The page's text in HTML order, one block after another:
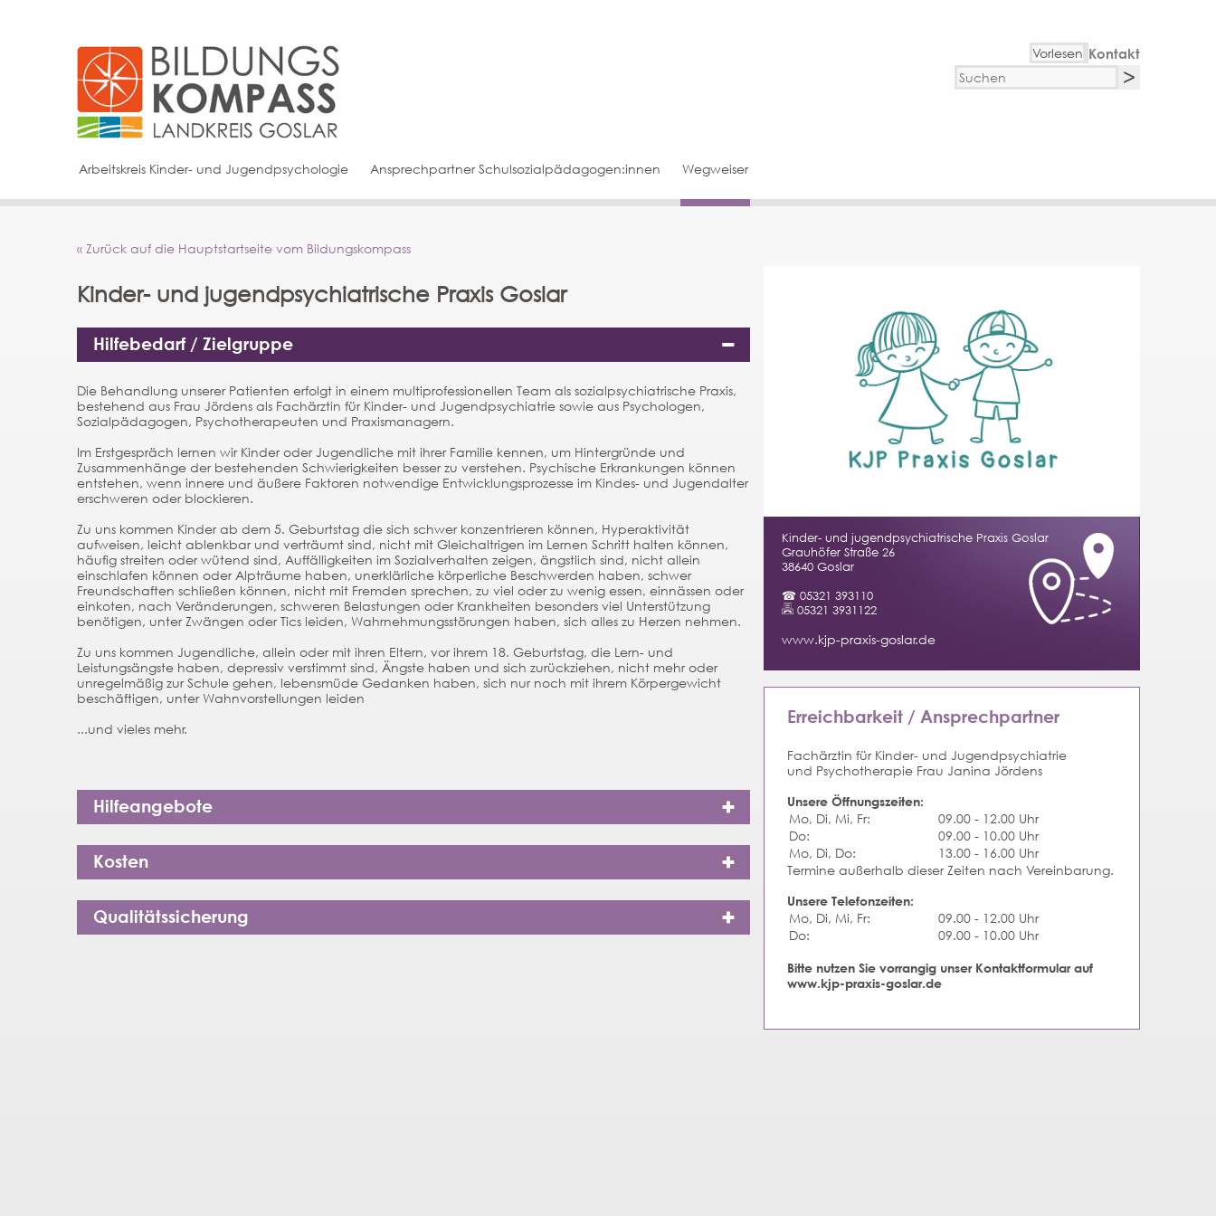
Kontakt
Vorlesen
Arbeitskreis Kinder- und Jugendpsychologie Ansprechpartner Schulsozialpädagogen:innen Wegweiser
« Zurück auf die Hauptstartseite vom Bildungskompass
Kinder- und jugendpsychiatrische Praxis Goslar
Hilfebedarf / Zielgruppe
Die Behandlung unserer Patienten erfolgt in einem multiprofessionellen Team als sozialpsychiatrische Praxis,
bestehend aus Frau Jördens als Fachärztin für Kinder- und Jugendpsychiatrie sowie aus Psychologen,
Sozialpädagogen, Psychotherapeuten und Praxismanagern.
Im Erstgespräch lernen wir Kinder oder Jugendliche mit ihrer Familie kennen, um Hintergründe und
Zusammenhänge der bestehenden Schwierigkeiten besser zu verstehen. Psychische Erkrankungen können
entstehen, wenn innere und äußere Faktoren notwendige Entwicklungsprozesse im Kindes- und Jugendalter
erschweren oder blockieren.
Zu uns kommen Kinder ab dem 5. Geburtstag die sich schwer konzentrieren können, Hyperaktivität
aufweisen, leicht ablenkbar und verträumt sind, nicht mit Gleichaltrigen im Lernen Schritt halten können,
häufig streiten oder wütend sind, Auffälligkeiten im Sozialverhalten zeigen, ängstlich sind, nicht allein
einschlafen können oder Alpträume haben, unerklärliche körperliche Beschwerden haben, schwer
Freundschaften schließen können, nicht mit Fremden sprechen, zu viel oder zu wenig essen, einnässen oder
einkoten, nach Veränderungen, schweren Belastungen oder Krankheiten besonders viel Unterstützung
benötigen, unter Zwängen oder Tics leiden, Wahrnehmungsstörungen haben, sich alles zu Herzen nehmen.
Zu uns kommen Jugendliche, allein oder mit ihren Eltern, vor ihrem 18. Geburtstag, die Lern- und
Leistungsängste haben, depressiv verstimmt sind, Ängste haben und sich zurückziehen, nicht mehr oder
unregelmäßig zur Schule gehen, lebensmüde Gedanken haben, sich nur noch mit ihrem Körpergewicht
beschäftigen, unter Wahnvorstellungen leiden
...und vieles mehr.
Hilfeangebote
Kosten
Qualitätssicherung
Kinder- und jugendpsychiatrische Praxis Goslar
Grauhöfer Straße 26
38640 Goslar
☎ 05321 393110
05321 3931122
www.kjp-praxis-goslar.de
Erreichbarkeit / Ansprechpartner
Fachärztin für Kinder- und Jugendpsychiatrie
und Psychotherapie Frau Janina Jördens
Unsere Öffnungszeiten:
Mo, Di, Mi, Fr:
09.00 - 12.00 Uhr
Do:
09.00 - 10.00 Uhr
Mo, Di, Do:
13.00 - 16.00 Uhr
Termine außerhalb dieser Zeiten nach Vereinbarung.
Unsere Telefonzeiten:
Mo, Di, Mi, Fr:
09.00 - 12.00 Uhr
Do:
09.00 - 10.00 Uhr
Bitte nutzen Sie vorrangig unser Kontaktformular auf
www.kjp-praxis-goslar.de